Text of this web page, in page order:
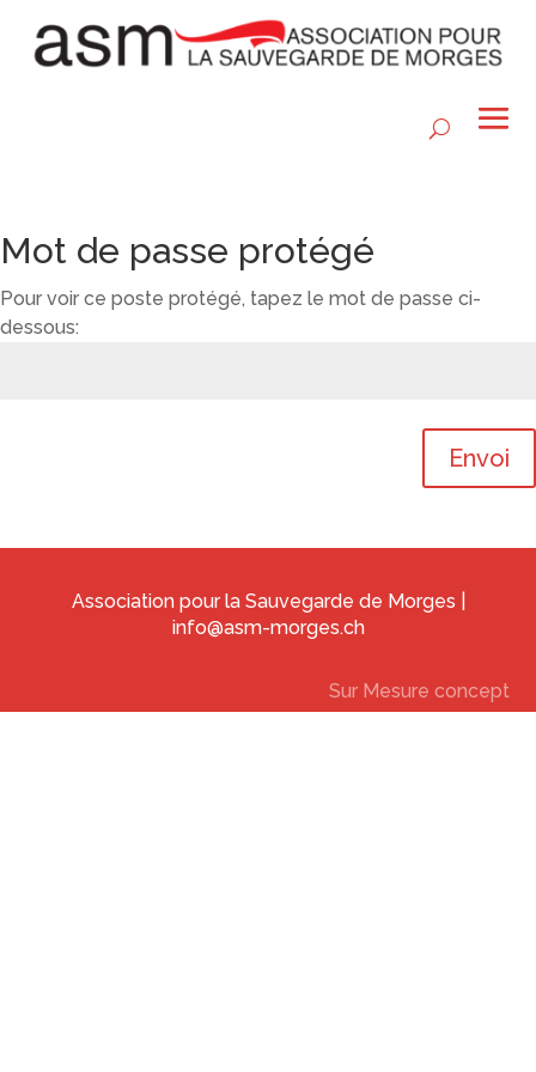
Mot de passe protégé
Pour voir ce poste protégé, tapez le mot de passe ci-
dessous:
Envoi
Association pour la Sauvegarde de Morges |
info@asm-morges.ch
Sur Mesure concept